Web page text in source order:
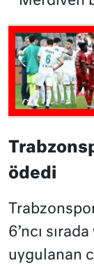
ödedi
6’ncı
uygulanan